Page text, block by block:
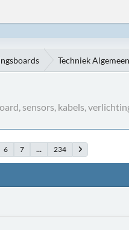
Techniek Algemeen
sensors, kabels,
6 7 ... 234